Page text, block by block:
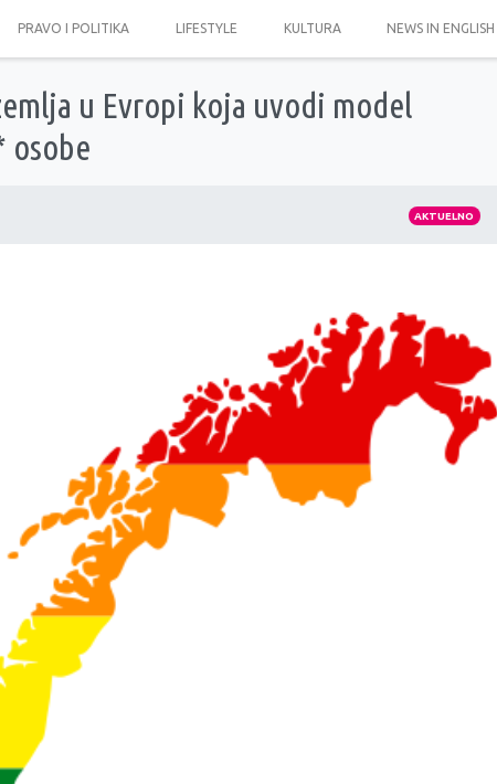
PRAVO I POLITIKA LIFESTYLE KULTURA NEWS IN ENGLISH
u Evropi koja uvodi model
osobe
AKTUELNO